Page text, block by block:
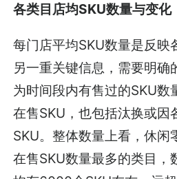
各类目店均SKU数量与变化
每门店平均SKU数量是反映
另一重关键信息，需要明确
为时间段内有售过的SKU数
在售SKU，也包括汰换或因
SKU。整体数量上看，休闲
在售SKU数量最多的类目，